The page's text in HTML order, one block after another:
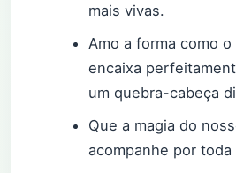
mais vivas.
Amo a forma como
encaixa
um quebra-cabeça
Que a magia do
acompanhe por